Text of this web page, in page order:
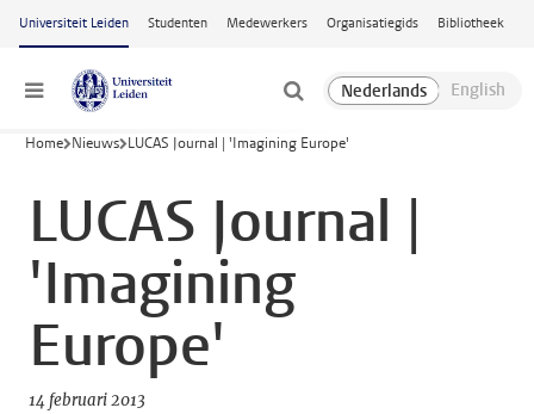
Ga naar hoofdinhoud
Universiteit Leiden Studenten Medewerkers Organisatiegids Bibliotheek
Menu
Home Nieuws LUCAS Journal | 'Imagining Europe'
LUCAS Journal |
'Imagining
Europe'
14 februari 2013